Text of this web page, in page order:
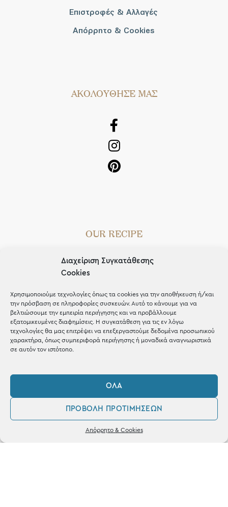
Διαχείριση Συγκατάθεσης
Cookies
Χρησιμοποιούμε τεχνολογίες όπως τα cookies για την αποθήκευση ή/και
την πρόσβαση σε πληροφορίες συσκευών. Αυτό το κάνουμε για να
βελτιώσουμε την εμπειρία περιήγησης και να προβάλλουμε
εξατομικευμένες διαφημίσεις. Η συγκατάθεση για τις εν λόγω
τεχνολογίες θα μας επιτρέψει να επεξεργαστούμε δεδομένα προσωπικού
χαρακτήρα, όπως συμπεριφορά περιήγησης ή μοναδικά αναγνωριστικά
σε αυτόν τον ιστότοπο.
ΌΛΑ
ΠΡΟΒΟΛΉ ΠΡΟΤΙΜΉΣΕΩΝ
Απόρρητο & Cookies
Επιστροφές & Αλλαγές
Απόρρητο & Cookies
AΚΟΛΟΥΘΗΣΕ ΜΑΣ
OUR RECIPE
Gifts
Blog
Shop the look
ΚΑΤΑΣΤΗΜΑ
Σταθά 17, 38221 Βόλος
Δευ / Τετ / Σαβ: 09:00 - 15:00
0